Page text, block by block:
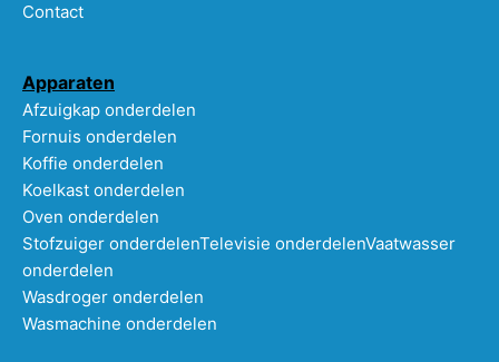
Contact
Apparaten
Afzuigkap onderdelen
Fornuis onderdelen
Koffie onderdelen
Koelkast onderdelen
Oven onderdelen
Stofzuiger onderdelenTelevisie onderdelenVaatwasser
onderdelen
Wasdroger onderdelen
Wasmachine onderdelen